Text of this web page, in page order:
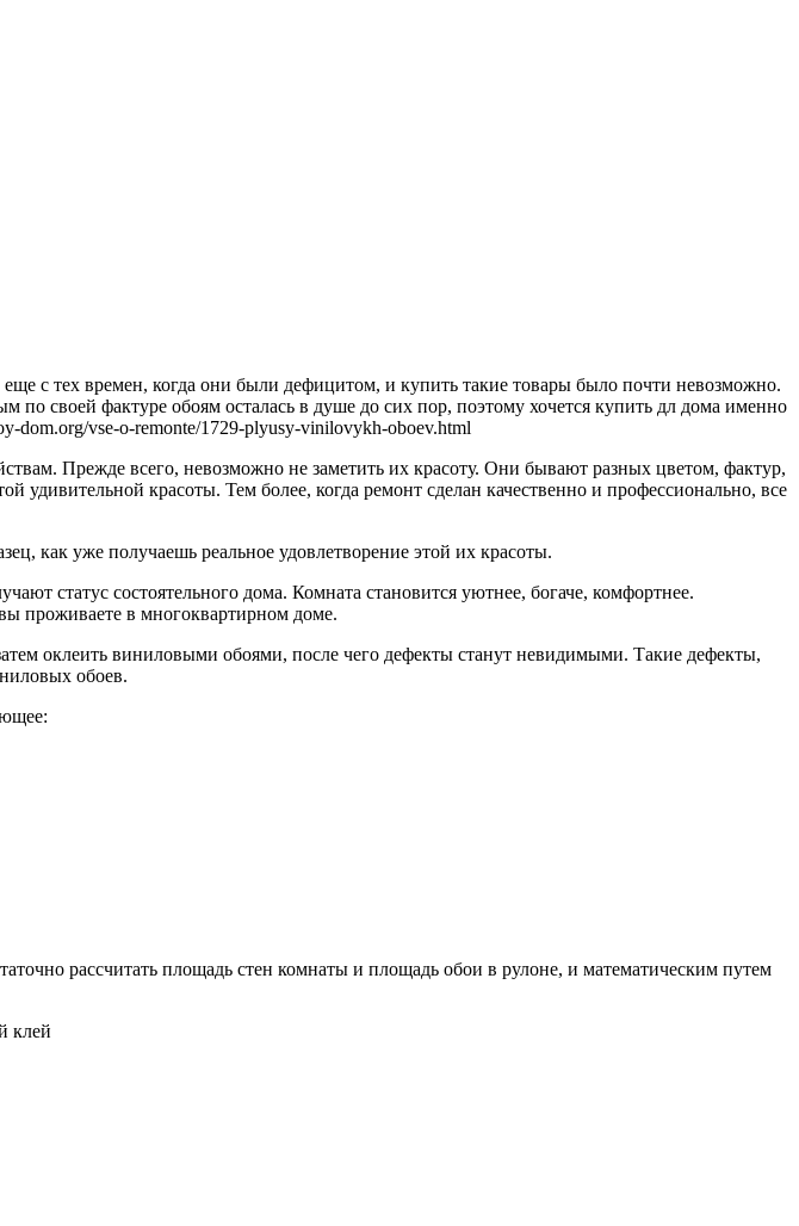
с тех времен, когда они были дефицитом, и купить такие товары было почти невозможно.
своей фактуре обоям осталась в душе до сих пор, поэтому хочется купить дл дома именно
vse-o-remonte/1729-plyusy-vinilovykh-oboev.html
Прежде всего, невозможно не заметить их красоту. Они бывают разных цветом, фактур,
удивительной красоты. Тем более, когда ремонт сделан качественно и профессионально, все
как уже получаешь реальное удовлетворение этой их красоты.
статус состоятельного дома. Комната становится уютнее, богаче, комфортнее.
проживаете в многоквартирном доме.
оклеить виниловыми обоями, после чего дефекты станут невидимыми. Такие дефекты,
обоев.
рассчитать площадь стен комнаты и площадь обои в рулоне, и математическим путем
клей